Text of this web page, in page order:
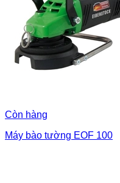
Còn hàng
Máy bào tường EOF 100